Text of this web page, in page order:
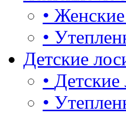
•
•
Детские
•
•